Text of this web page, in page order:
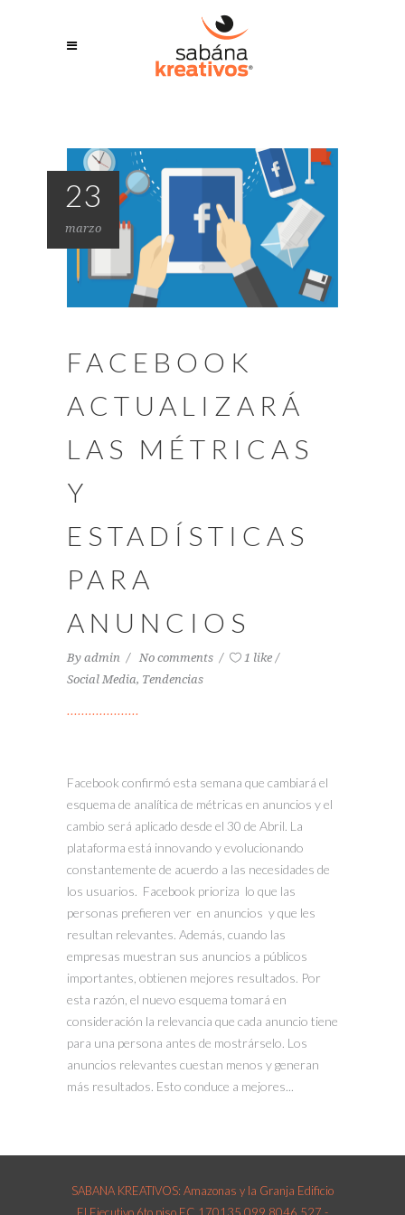
23
marzo
FACEBOOK
ACTUALIZARÁ
LAS MÉTRICAS
Y
ESTADÍSTICAS
PARA
ANUNCIOS
By admin No comments
1 like
Social Media, Tendencias
Facebook confirmó esta semana que cambiará el
esquema de analítica de métricas en anuncios y el
cambio será aplicado desde el 30 de Abril. La
plataforma está innovando y evolucionando
constantemente de acuerdo a las necesidades de
los usuarios. Facebook prioriza lo que las
personas prefieren ver en anuncios y que les
resultan relevantes. Además, cuando las
empresas muestran sus anuncios a públicos
importantes, obtienen mejores resultados. Por
esta razón, el nuevo esquema tomará en
consideración la relevancia que cada anuncio tiene
para una persona antes de mostrárselo. Los
anuncios relevantes cuestan menos y generan
más resultados. Esto conduce a mejores...
SABANA KREATIVOS: Amazonas y la Granja Edificio